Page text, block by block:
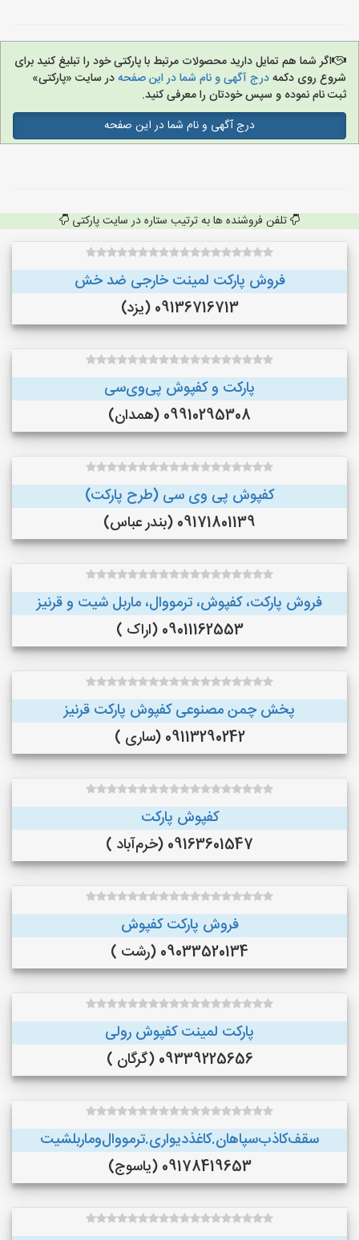
اگر شما هم تمایل دارید محصولات مرتبط با پارکتی خود را تبلیغ کنید برای
شروع روی دکمهدرج آگهی و نام شما در این صفحهدر سایت «پارکتی»
ثبت نام نموده و سپس خودتان را معرفی کنید.
درج آگهی و نام شما در این صفحه
تلفن فروشنده ها به ترتیب ستاره در سایت پارکتی
فروش پارکت لمینت خارجی ضد خش
09136716713 (یزد)
پارکت و کفپوش پی‌وی‌سی
09910295308 (همدان)
کفپوش پی وی سی (طرح پارکت)
09171801139 (بندر عباس)
فروش پارکت، کفپوش، ترمووال، ماربل شیت و قرنیز
09011162553 (اراک )
پخش چمن مصنوعی کفپوش پارکت قرنیز
09113290242 (ساری )
کفپوش پارکت
09163601547 (خرم‌آباد )
فروش پارکت کفپوش
09033520134 (رشت )
پارکت لمینت کفپوش رولی
09339225656 (گرگان )
سقف‌کاذب‌سپاهان‌.کاغذ‌دیواری.ترمووال‌و‌ماربلشیت
09178419653 (یاسوج)